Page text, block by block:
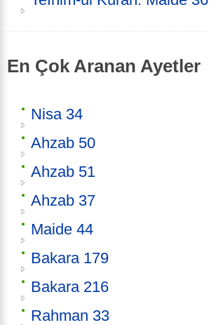
En Çok Aranan Ayetler
Nisa 34
Ahzab 50
Ahzab 51
Ahzab 37
Maide 44
Bakara 179
Bakara 216
Rahman 33